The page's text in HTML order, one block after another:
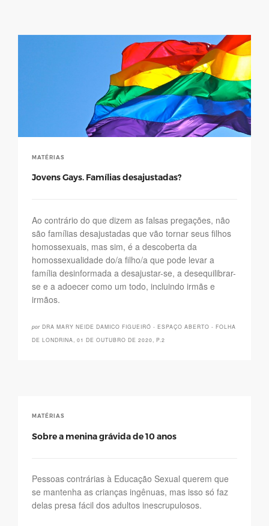
MATÉRIAS
Jovens Gays. Famílias desajustadas?
Ao contrário do que dizem as falsas pregações, não
são famílias desajustadas que vão tornar seus filhos
homossexuais, mas sim, é a descoberta da
homossexualidade do/a filho/a que pode levar a
família desinformada a desajustar-se, a desequilibrar-
se e a adoecer como um todo, incluindo irmãs e
irmãos.
por DRA MARY NEIDE DAMICO FIGUEIRÓ - ESPAÇO ABERTO - FOLHA
DE LONDRINA, 01 DE OUTUBRO DE 2020, P.2
MATÉRIAS
Sobre a menina grávida de 10 anos
Pessoas contrárias à Educação Sexual querem que
se mantenha as crianças ingênuas, mas isso só faz
delas presa fácil dos adultos inescrupulosos.